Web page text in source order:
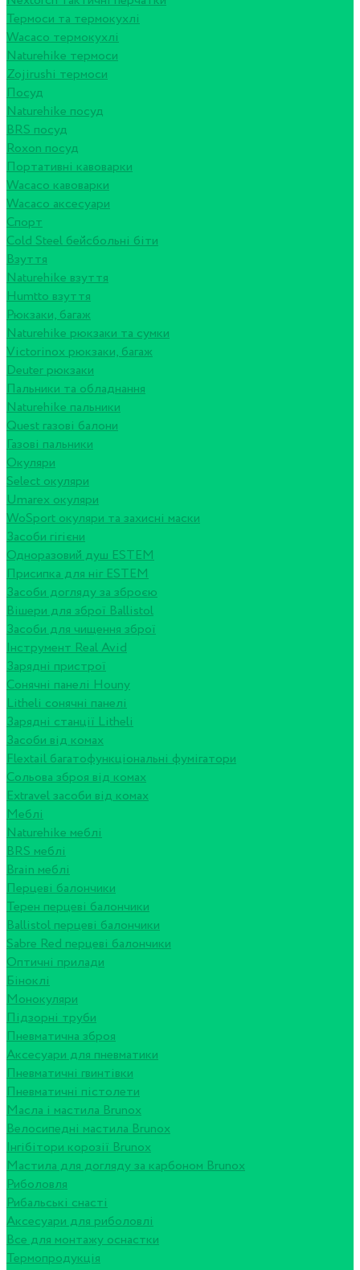
Термоси та термокухлі
Wacaco термокухлі
Naturehike термоси
Zojirushi термоси
Посуд
Naturehike посуд
BRS посуд
Roxon посуд
Портативні кавоварки
Wacaco кавоварки
Wacaco аксесуари
Спорт
Cold Steel бейсбольні біти
Взуття
Naturehike взуття
Humtto взуття
Рюкзаки, багаж
Naturehike рюкзаки та сумки
Victorinox рюкзаки, багаж
Deuter рюкзаки
Пальники та обладнання
Naturehike пальники
Quest газові балони
Газові пальники
Окуляри
Select окуляри
Umarex окуляри
WoSport окуляри та захисні маски
Засоби гігієни
Одноразовий душ ESTEM
Присипка для ніг ESTEM
Засоби догляду за зброєю
Вішери для зброї Ballistol
Засоби для чищення зброї
Інструмент Real Avid
Зарядні пристрої
Сонячні панелі Houny
Litheli сонячні панелі
Зарядні станції Litheli
Засоби від комах
Flextail багатофункціональні фумігатори
Сольова зброя від комах
Extravel засоби від комах
Меблі
Naturehike меблі
BRS меблі
Brain меблі
Перцеві балончики
Терен перцеві балончики
Ballistol перцеві балончики
Sabre Red перцеві балончики
Оптичні прилади
Біноклі
Монокуляри
Підзорні труби
Пневматична зброя
Аксесуари для пневматики
Пневматичні гвинтівки
Пневматичні пістолети
Масла і мастила Brunox
Велосипедні мастила Brunox
Інгібітори корозії Brunox
Мастила для догляду за карбоном Brunox
Риболовля
Рибальські снасті
Аксесуари для риболовлі
Все для монтажу оснастки
Термопродукція